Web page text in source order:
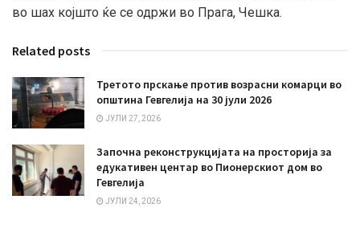
во шах којшто ќе се одржи во Прага, Чешка.
Related posts
Третото прскање против возрасни комарци во
општина Гевгелија на 30 јули 2026
ЈУЛИ 27, 2026
Започна реконструкцијата на просторија за
едукативен центар во Пионерскиот дом во
Гевгелија
ЈУЛИ 24, 2026